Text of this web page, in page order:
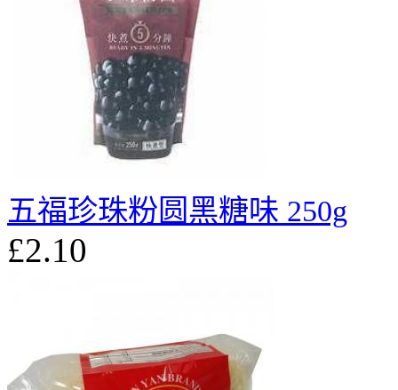
五福珍珠粉圆黑糖味 250g
£2.10